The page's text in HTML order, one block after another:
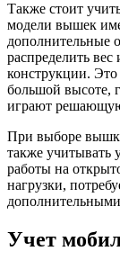
Также стоит
модели вышек
дополнительные
распределить
конструкции.
большой высоте,
играют
При выборе
также учитывать
работы на
нагрузки,
Учет